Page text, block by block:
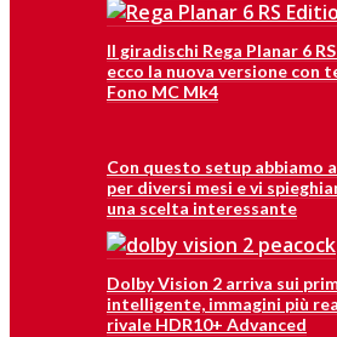
Il giradischi Rega Planar 6
ecco la nuova versione con
Fono MC Mk4
Con questo setup abbiamo
per diversi mesi e vi
una scelta interessante
Dolby Vision 2 arriva sui
intelligente, immagini più
rivale HDR10+ Advanced